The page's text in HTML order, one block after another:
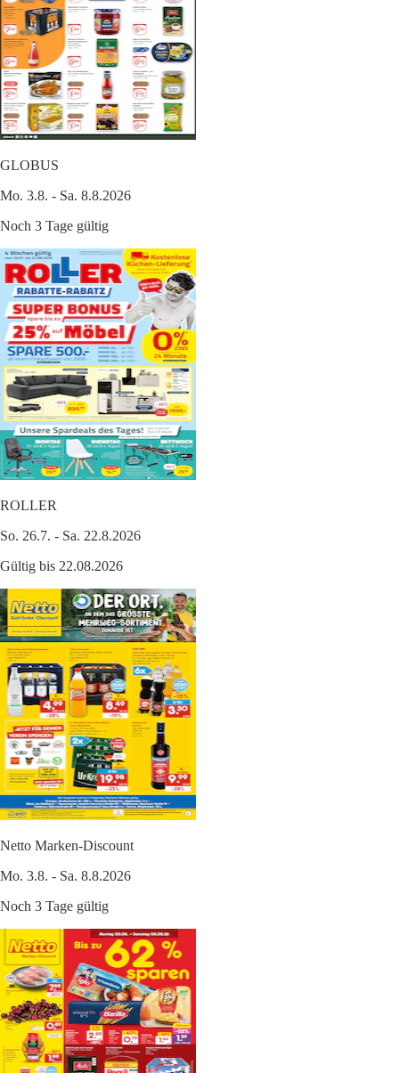
GLOBUS
Mo. 3.8. - Sa. 8.8.2026
Noch 3 Tage gültig
ROLLER
So. 26.7. - Sa. 22.8.2026
Gültig bis 22.08.2026
Netto Marken-Discount
Mo. 3.8. - Sa. 8.8.2026
Noch 3 Tage gültig